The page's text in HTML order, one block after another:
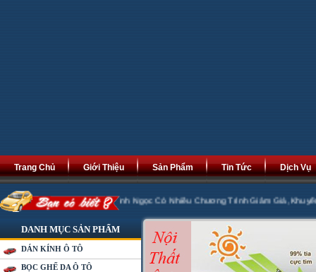
Trang Chủ Giới Thiệu Sản Phẩm Tin Tức Dịch Vụ
Tài Phát Lộc. Minh Ngọc Có Nhiều Chương Trình Giảm Giá ,Khuyến Mại 20%
DANH MỤC SẢN PHẨM
DÁN KÍNH Ô TÔ
BỌC GHẾ DA Ô TÔ